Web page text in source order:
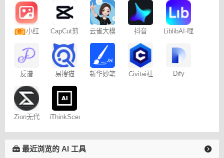
[新] 小红
记
CapCut剪
云雀大模
抖音
– 免费
LiblibAI·哩
反谱 易搜猫
新华妙笔
Civitai社
Dify
Zion无代
iThinkScene
最近浏览的 AI 工具